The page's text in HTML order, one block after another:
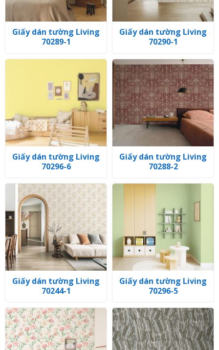
Giấy dán tường Living
70289-1
Giấy dán tường Living
70290-1
Giấy dán tường Living
70296-6
Giấy dán tường Living
70288-2
Giấy dán tường Living
70244-1
Giấy dán tường Living
70296-5